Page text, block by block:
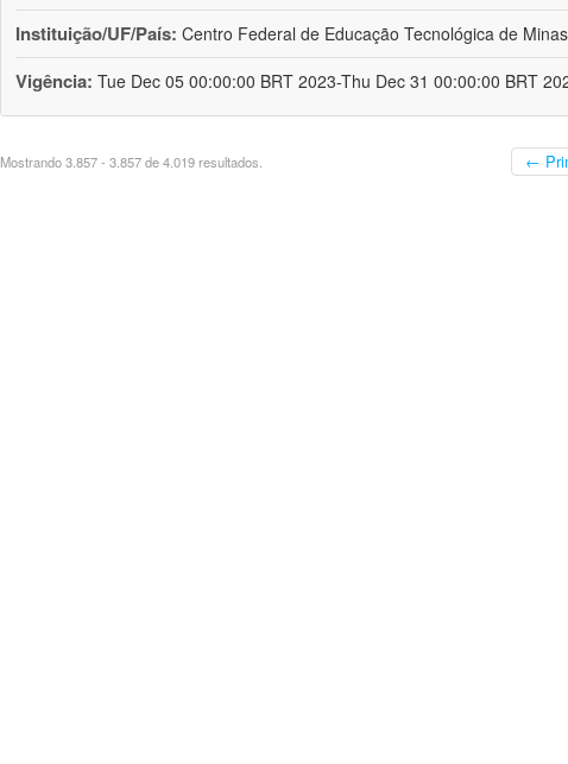
Instituição/UF/País: Centro Federal de Educação Tecnológica de
Vigência: Tue Dec 05 00:00:00 BRT 2023-Thu Dec 31 00:00:00 BRT
Mostrando 3.857 - 3.857 de 4.019 resultados. ←